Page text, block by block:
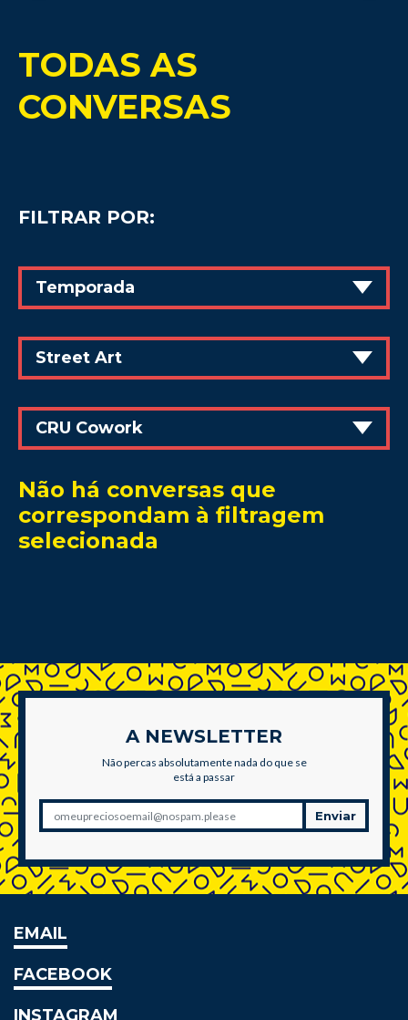
TODAS AS
CONVERSAS
FILTRAR POR:
Temporada
Street Art
CRU Cowork
Não há conversas que
correspondam à filtragem
selecionada
A NEWSLETTER
Não percas absolutamente nada do que se
está a passar
Enviar
EMAIL
FACEBOOK
INSTAGRAM